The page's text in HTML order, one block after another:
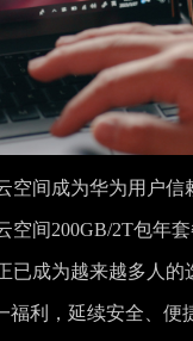
间成为华为用户
空间200GB/2T包年
已成为越来越多人
利，延续安全、便